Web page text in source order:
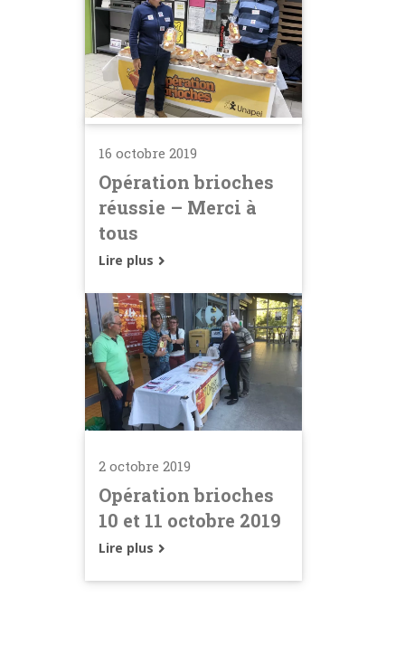
N’oubliez pas de
passer votre
commande de Noël
Lire plus
16 octobre 2019
Opération brioches
réussie – Merci à
tous
Lire plus
2 octobre 2019
Opération brioches
10 et 11 octobre 2019
Lire plus